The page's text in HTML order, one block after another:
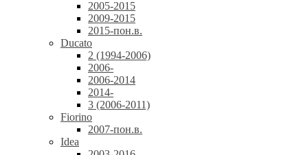
2005-2015
2009-2015
2015-пон.в.
Ducato
2 (1994-2006)
2006-
2006-2014
2014-
3 (2006-2011)
Fiorino
2007-пон.в.
Idea